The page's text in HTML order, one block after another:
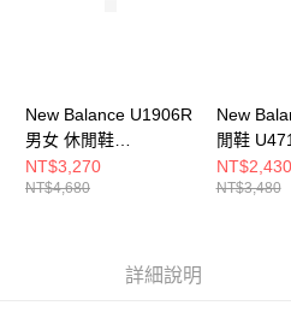
New Balance U1906R
男女 休閒鞋
U19066KA-D
NT$3,270
NT$4,680
New
閒鞋
NT$2,430
NT$3,480
詳細說明